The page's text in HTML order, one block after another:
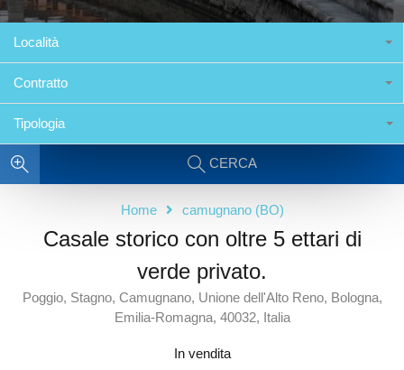
Località
Contratto
Tipologia
CERCA
Home camugnano (BO)
Casale storico con oltre 5 ettari di
verde privato.
Poggio, Stagno, Camugnano, Unione dell'Alto Reno, Bologna,
Emilia-Romagna, 40032, Italia
In vendita